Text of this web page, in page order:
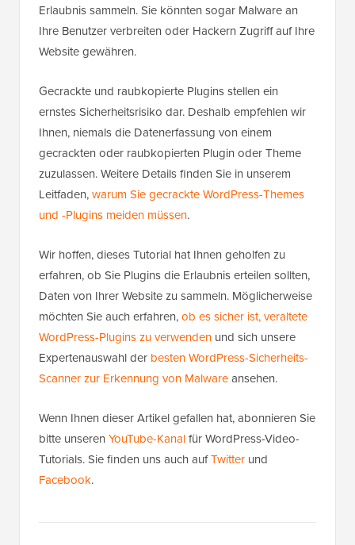
Erlaubnis sammeln. Sie könnten sogar Malware an
Ihre Benutzer verbreiten oder Hackern Zugriff auf Ihre
Website gewähren.
Gecrackte und raubkopierte Plugins stellen ein
ernstes Sicherheitsrisiko dar. Deshalb empfehlen wir
Ihnen, niemals die Datenerfassung von einem
gecrackten oder raubkopierten Plugin oder Theme
zuzulassen. Weitere Details finden Sie in unserem
Leitfaden,warum Sie gecrackte WordPress-Themes
und -Plugins meiden müssen.
Wir hoffen, dieses Tutorial hat Ihnen geholfen zu
erfahren, ob Sie Plugins die Erlaubnis erteilen sollten,
Daten von Ihrer Website zu sammeln. Möglicherweise
möchten Sie auch erfahren,ob es sicher ist, veraltete
WordPress-Plugins zu verwenden und sich unsere
Expertenauswahl der besten WordPress-Sicherheits-
Scanner zur Erkennung von Malwareansehen.
Wenn Ihnen dieser Artikel gefallen hat, abonnieren Sie
bitte unseren YouTube-Kanalfür WordPress-Video-
Tutorials. Sie finden uns auch aufTwitter und
Facebook.